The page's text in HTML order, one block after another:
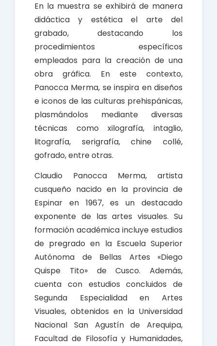
En la muestra se exhibirá de manera
didáctica y estética el arte del
grabado, destacando los
procedimientos específicos
empleados para la creación de una
obra gráfica. En este contexto,
Panocca Merma, se inspira en diseños
e iconos de las culturas prehispánicas,
plasmándolos mediante diversas
técnicas como xilografía, intaglio,
litografía, serigrafía, chine collé,
gofrado, entre otras.
Claudio Panocca Merma, artista
cusqueño nacido en la provincia de
Espinar en 1967, es un destacado
exponente de las artes visuales. Su
formación académica incluye estudios
de pregrado en la Escuela Superior
Autónoma de Bellas Artes «Diego
Quispe Tito» de Cusco. Además,
cuenta con estudios concluidos de
Segunda Especialidad en Artes
Visuales, obtenidos en la Universidad
Nacional San Agustín de Arequipa,
Facultad de Filosofía y Humanidades,